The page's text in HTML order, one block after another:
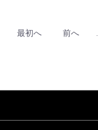
最初へ 前へ